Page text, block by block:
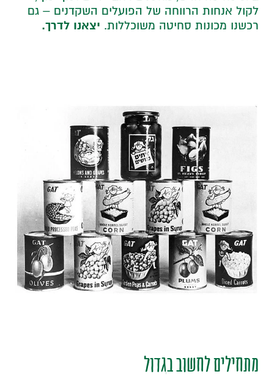
לקול אנחות הרווחה של הפועלים השקדנים – גם
רכשנו מכונות סחיטה משוכללות. יצאנו לדרך.
מתחילים לחשוב בגדול